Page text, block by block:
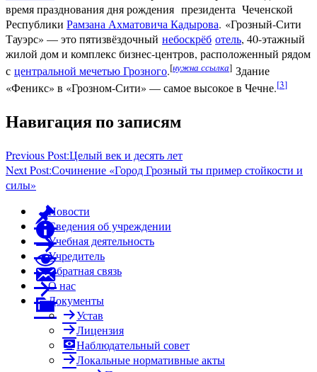
время празднования дня рождения президента Чеченской
Республики Рамзана Ахматовича Кадырова. «Грозный-Сити
Тауэрс» — это пятизвёздочный небоскрёб отель, 40-этажный
жилой дом и комплекс бизнес-центров, расположенный рядом
с центральной мечетью Грозного.[нужна ссылка] Здание
«Феникс» в «Грозном-Сити» — самое высокое в Чечне.[3]
Навигация по записям
Previous Post:Целый век и десять лет
Next Post:Сочинение «Город Грозный ты пример стойкости и
силы»
Новости
Сведения об учреждении
Учебная деятельность
Учредитель
Обратная связь
О нас
Документы
Устав
Лицензия
Наблюдательный совет
Локальные нормативные акты